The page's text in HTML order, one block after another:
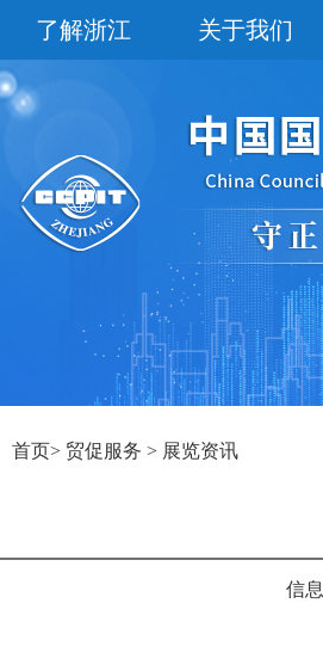
了解浙江 关于我们
首页> 贸促服务 > 展览资讯
信